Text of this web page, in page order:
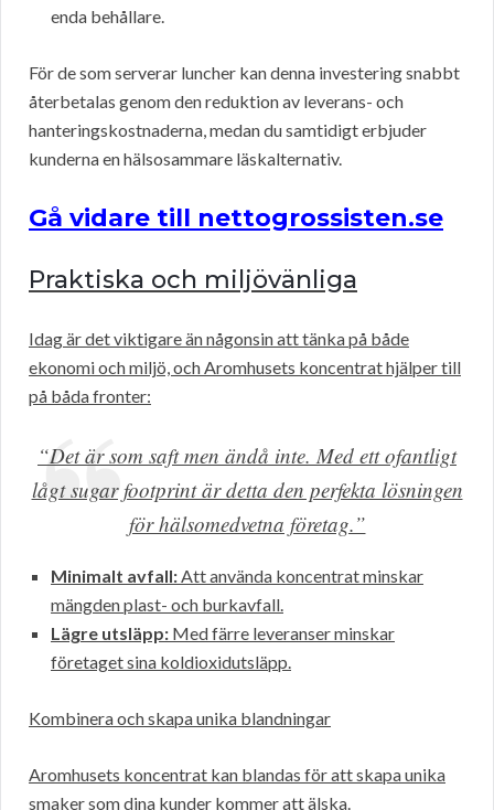
enda behållare.
För de som serverar luncher kan denna investering snabbt
återbetalas genom den reduktion av leverans- och
hanteringskostnaderna, medan du samtidigt erbjuder
kunderna en hälsosammare läskalternativ.
Gå vidare till nettogrossisten.se
Praktiska och miljövänliga
Idag är det viktigare än någonsin att tänka på både
ekonomi och miljö, och Aromhusets koncentrat hjälper till
på båda fronter:
“Det är som saft men ändå inte. Med ett ofantligt
lågt sugar footprint är detta den perfekta lösningen
för hälsomedvetna företag.”
Minimalt avfall:Att använda koncentrat minskar
mängden plast- och burkavfall.
Lägre utsläpp: Med färre leveranser minskar
företaget sina koldioxidutsläpp.
Kombinera och skapa unika blandningar
Aromhusets koncentrat kan blandas för att skapa unika
smaker som dina kunder kommer att älska.